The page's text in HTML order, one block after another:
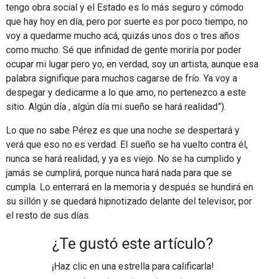
tengo obra social y el Estado es lo más seguro y cómodo
que hay hoy en día, pero por suerte es por poco tiempo, no
voy a quedarme mucho acá, quizás unos dos o tres años
como mucho. Sé que infinidad de gente moriría por poder
ocupar mi lugar pero yo, en verdad, soy un artista, aunque esa
palabra signifique para muchos cagarse de frío. Ya voy a
despegar y dedicarme a lo que amo, no pertenezco a este
sitio. Algún día , algún día mi sueño se hará realidad”).
Lo que no sabe Pérez es que una noche se despertará y
verá que eso no es verdad. El sueño se ha vuelto contra él,
nunca se hará realidad, y ya es viejo. No se ha cumplido y
jamás se cumplirá, porque nunca hará nada para que se
cumpla. Lo enterrará en la memoria y después se hundirá en
su sillón y se quedará hipnotizado delante del televisor, por
el resto de sus días.
¿Te gustó este artículo?
¡Haz clic en una estrella para calificarla!